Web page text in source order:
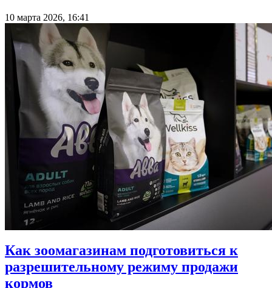
10 марта 2026, 16:41
Как зоомагазинам подготовиться к
разрешительному режиму продажи
кормов